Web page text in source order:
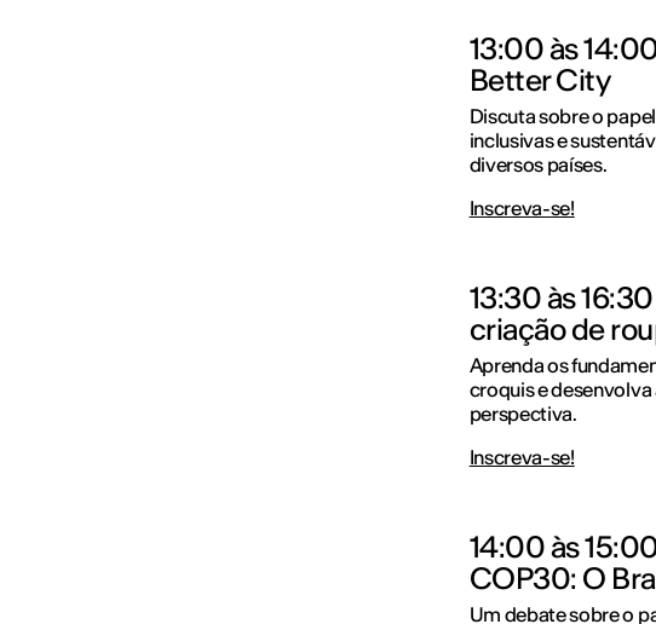
13:00 às
Better City
Discuta sobre o
inclusivas e
diversos países.
Inscreva-se!
13:30 às
criação de
Aprenda os
croquis e
perspectiva.
Inscreva-se!
14:00 às
COP30: O
Um debate sobre o